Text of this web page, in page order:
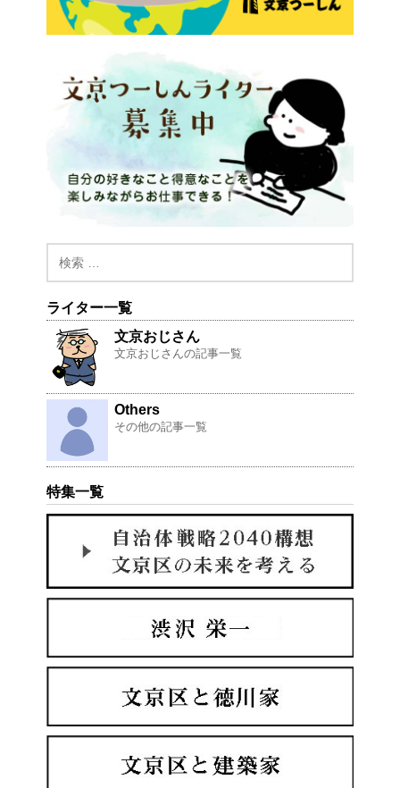
ライター一覧
文京おじさん
文京おじさんの記事一覧
Others
その他の記事一覧
特集一覧